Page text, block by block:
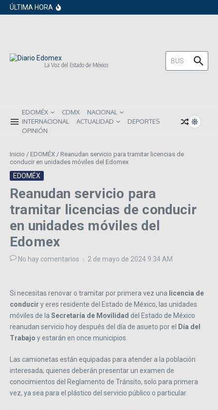
Saltar al contenido
ÚLTIMA HORA
inversionistas extranjeros; emite nueva
comunes entre los mexicanos
La Voz del Estado de México
Buscar:
EDOMÉX CDMX
NACIONAL
INTERNACIONAL
ACTUALIDAD
DEPORTES
OPINIÓN
Inicio / EDOMÉX / Reanudan servicio para tramitar licencias de
conducir en unidades móviles del Edomex
EDOMÉX
Reanudan servicio para
tramitar licencias de conducir
en unidades móviles del
Edomex
No hay comentarios 2 de mayo de 2024 9:34 AM
Si necesitas renovar o tramitar por primera vez una licencia de
conducir y eres residente del Estado de México, las unidades
móviles de la Secretaría de Movilidad del Estado de México
reanudan servicio hoy después del día de asueto por el
Día del
Trabajo y estarán en once municipios.
Las camionetas están equipadas para atender a la población
interesada; quienes deberán presentar un examen de
conocimientos del Reglamento de Tránsito, solo para primera
vez, ya sea para el plástico del servicio público o particular.